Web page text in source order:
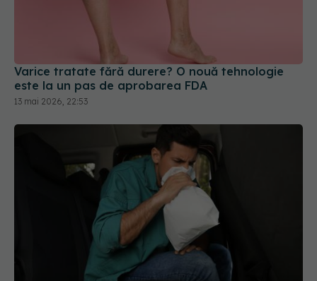
Varice tratate fără durere? O nouă tehnologie
este la un pas de aprobarea FDA
13 mai 2026, 22:53